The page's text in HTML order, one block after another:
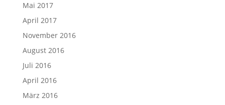
Mai 2017
April 2017
November 2016
August 2016
Juli 2016
April 2016
März 2016